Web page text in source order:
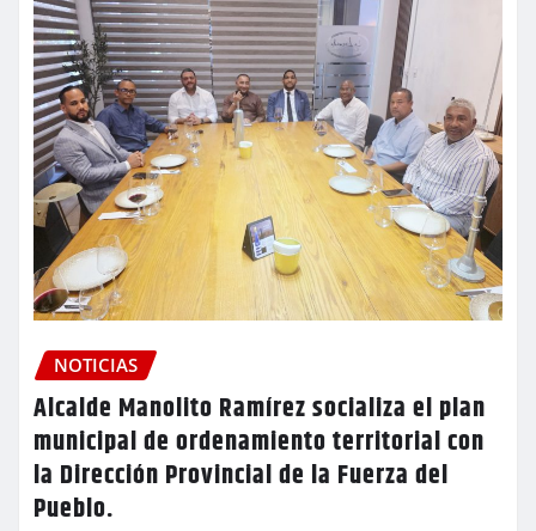
NOTICIAS
Alcalde Manolito Ramírez socializa el plan
municipal de ordenamiento territorial con
la Dirección Provincial de la Fuerza del
Pueblo.